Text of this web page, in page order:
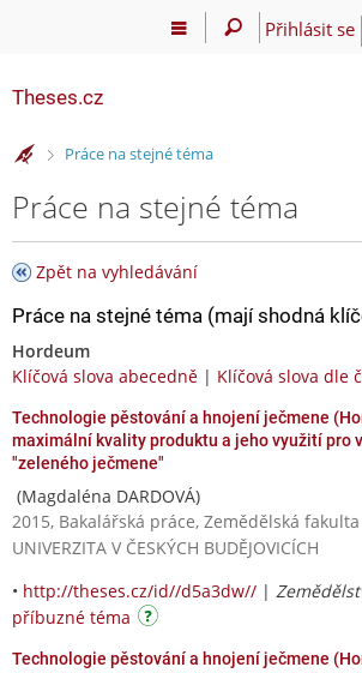
Přihlásit se
Theses.cz
>Práce na stejné téma
Práce na stejné téma
Zpět na vyhledávání
Práce na stejné téma (mají shodná
Hordeum
Klíčová slova abecedně | Klíčová slova dle
Technologie pěstování a hnojení ječmene
maximální kvality produktu a jeho využití pro
"zeleného ječmene"
(Magdaléna DARDOVÁ)
2015, Bakalářská práce, Zemědělská fakulta
UNIVERZITA V ČESKÝCH BUDĚJOVICÍCH
• http://theses.cz/id//d5a3dw// |
příbuzné téma
Technologie pěstování a hnojení ječmene